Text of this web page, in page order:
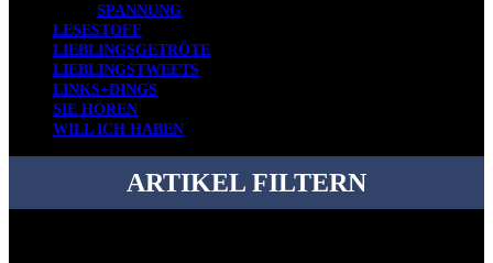
SPANNUNG
LESESTOFF
LIEBLINGSGETRÖTE
LIEBLINGSTWEETS
LINKS+DINGS
SIE HÖREN
WILL ICH HABEN
ARTIKEL FILTERN